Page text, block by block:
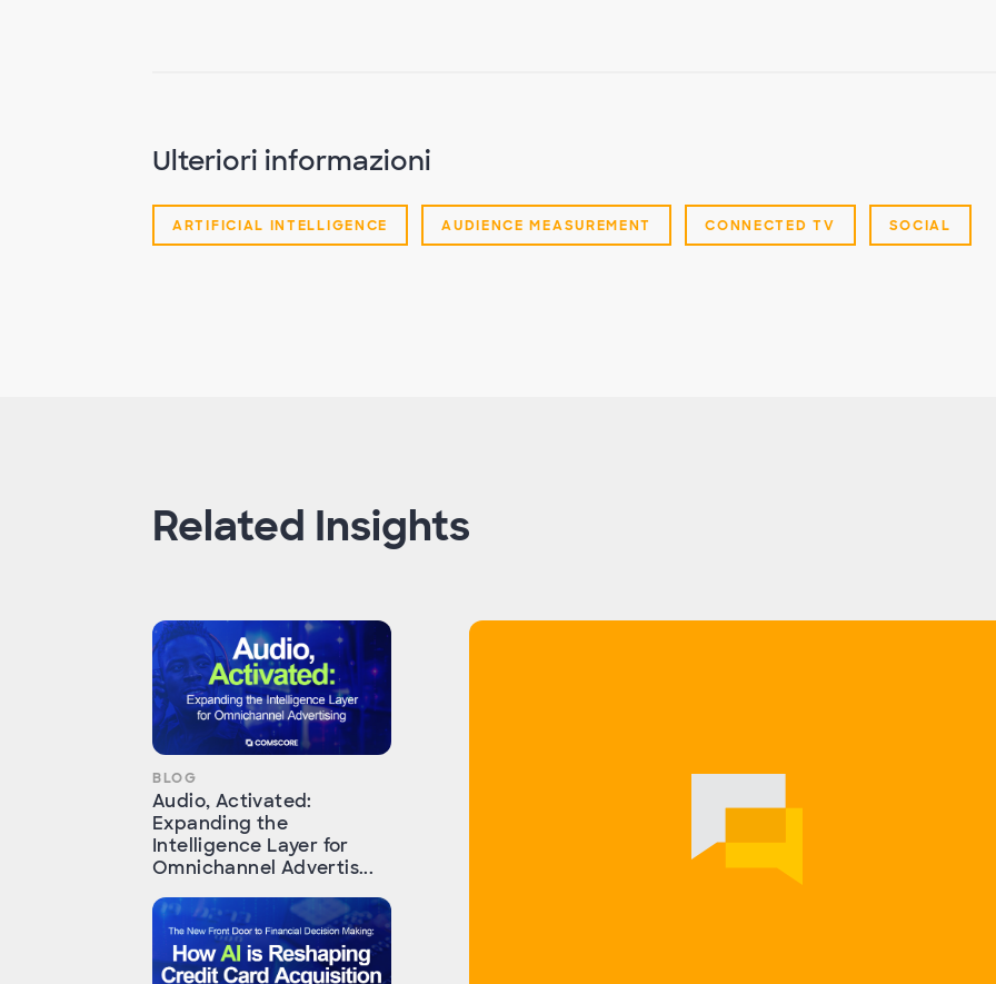
Ulteriori informazioni
ARTIFICIAL INTELLIGENCE AUDIENCE MEASUREMENT CONNECTED TV SOCIAL
Related Insights
BLOG
Audio, Activated:
Expanding the
Intelligence Layer for
Omnichannel Advertis...